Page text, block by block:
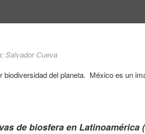
Salvador Cueva
del planeta. México es un
de biosfera en Latinoamérica